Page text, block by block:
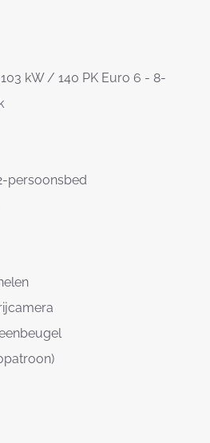
kW / 140 PK Euro 6 - 8-
persoonsbed